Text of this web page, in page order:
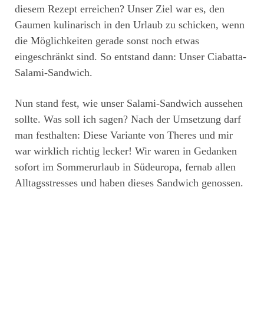
diesem Rezept erreichen? Unser Ziel war es, den
Gaumen kulinarisch in den Urlaub zu schicken, wenn
die Möglichkeiten gerade sonst noch etwas
eingeschränkt sind. So entstand dann: Unser Ciabatta-
Salami-Sandwich.
Nun stand fest, wie unser Salami-Sandwich aussehen
sollte. Was soll ich sagen? Nach der Umsetzung darf
man festhalten: Diese Variante von Theres und mir
war wirklich richtig lecker! Wir waren in Gedanken
sofort im Sommerurlaub in Südeuropa, fernab allen
Alltagsstresses und haben dieses Sandwich genossen.